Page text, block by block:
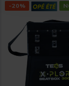
-20%